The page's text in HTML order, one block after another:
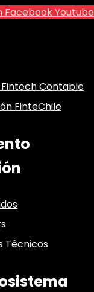
FacebookYoutube
Contable
FinteChile
Técnicos